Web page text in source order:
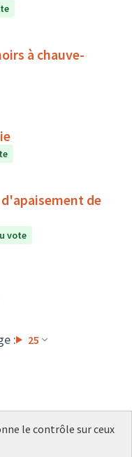
à chauve-
de
vote
: 25
le contrôle sur ceux